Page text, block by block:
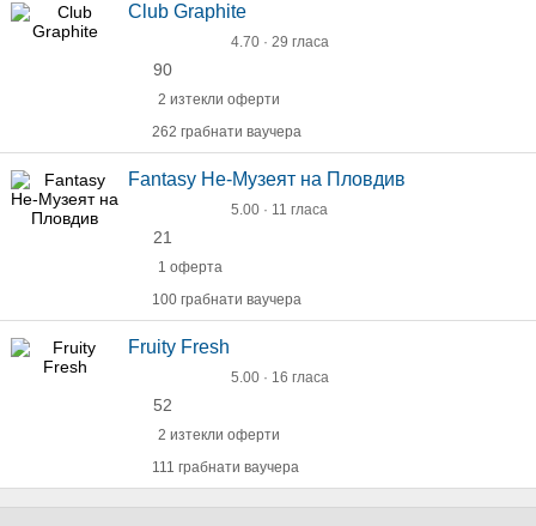
Club Graphite
4.70 · 29 гласа
90
2 изтекли оферти
262 грабнати ваучера
Fantasy Не-Музеят на Пловдив
5.00 · 11 гласа
21
1 оферта
100 грабнати ваучера
Fruity Fresh
5.00 · 16 гласа
52
2 изтекли оферти
111 грабнати ваучера